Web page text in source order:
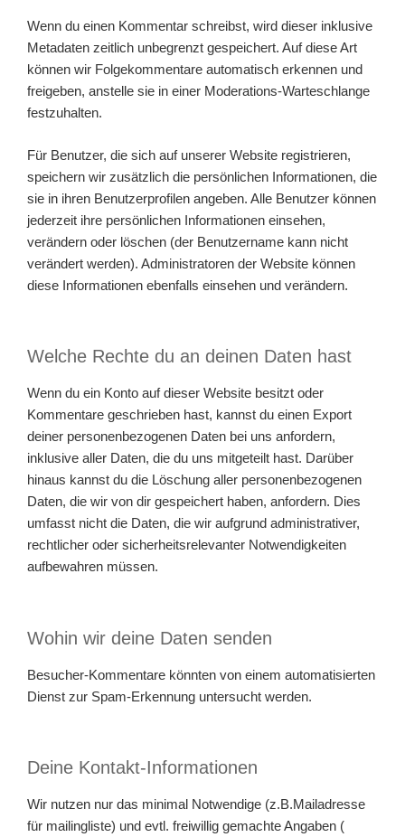
Wenn du einen Kommentar schreibst, wird dieser inklusive
Metadaten zeitlich unbegrenzt gespeichert. Auf diese Art
können wir Folgekommentare automatisch erkennen und
freigeben, anstelle sie in einer Moderations-Warteschlange
festzuhalten.
Für Benutzer, die sich auf unserer Website registrieren,
speichern wir zusätzlich die persönlichen Informationen, die
sie in ihren Benutzerprofilen angeben. Alle Benutzer können
jederzeit ihre persönlichen Informationen einsehen,
verändern oder löschen (der Benutzername kann nicht
verändert werden). Administratoren der Website können
diese Informationen ebenfalls einsehen und verändern.
Welche Rechte du an deinen Daten hast
Wenn du ein Konto auf dieser Website besitzt oder
Kommentare geschrieben hast, kannst du einen Export
deiner personenbezogenen Daten bei uns anfordern,
inklusive aller Daten, die du uns mitgeteilt hast. Darüber
hinaus kannst du die Löschung aller personenbezogenen
Daten, die wir von dir gespeichert haben, anfordern. Dies
umfasst nicht die Daten, die wir aufgrund administrativer,
rechtlicher oder sicherheitsrelevanter Notwendigkeiten
aufbewahren müssen.
Wohin wir deine Daten senden
Besucher-Kommentare könnten von einem automatisierten
Dienst zur Spam-Erkennung untersucht werden.
Deine Kontakt-Informationen
Wir nutzen nur das minimal Notwendige (z.B.Mailadresse
für mailingliste) und evtl. freiwillig gemachte Angaben (